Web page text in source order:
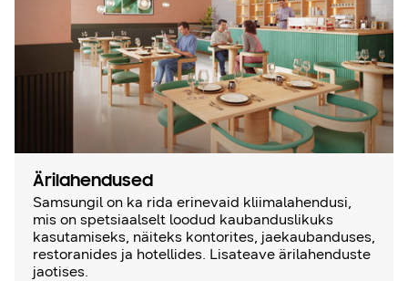
Ärilahendused
Samsungil on ka rida erinevaid kliimalahendusi,
mis on spetsiaalselt loodud kaubanduslikuks
kasutamiseks, näiteks kontorites, jaekaubanduses,
restoranides ja hotellides. Lisateave ärilahenduste
jaotises.